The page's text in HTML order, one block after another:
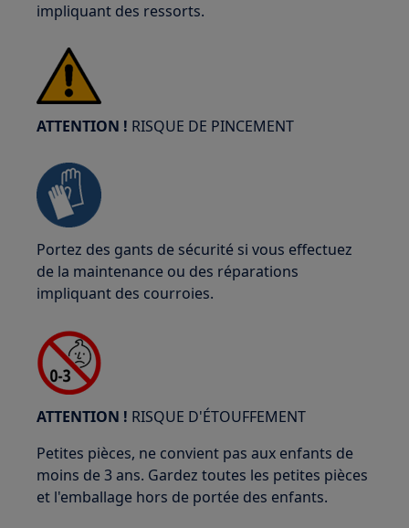
impliquant des ressorts.
ATTENTION ! RISQUE DE PINCEMENT
Portez des gants de sécurité si vous effectuez
de la maintenance ou des réparations
impliquant des courroies.
ATTENTION ! RISQUE D'ÉTOUFFEMENT
Petites pièces, ne convient pas aux enfants de
moins de 3 ans. Gardez toutes les petites pièces
et l'emballage hors de portée des enfants.